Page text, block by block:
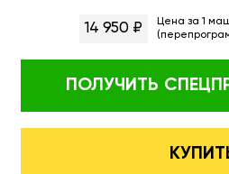
14 950 ₽
Цена за 1
ПОЛУЧИТЬ